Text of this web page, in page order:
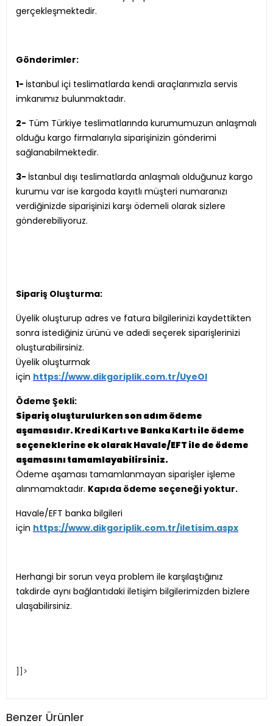
gerçekleşmektedir.
Gönderimler:
1- İstanbul içi teslimatlarda kendi araçlarımızla servis
imkanımız bulunmaktadır.
2- Tüm Türkiye teslimatlarında kurumumuzun anlaşmalı
olduğu kargo firmalarıyla siparişinizin gönderimi
sağlanabilmektedir.
3- İstanbul dışı teslimatlarda anlaşmalı olduğunuz kargo
kurumu var ise kargoda kayıtlı müşteri numaranızı
verdiğinizde siparişinizi karşı ödemeli olarak sizlere
gönderebiliyoruz.
Sipariş Oluşturma:
Üyelik oluşturup adres ve fatura bilgilerinizi kaydettikten
sonra istediğiniz ürünü ve adedi seçerek siparişlerinizi
oluşturabilirsiniz.
Üyelik oluşturmak
için https://www.dikgoriplik.com.tr/UyeOl
Ödeme Şekli:
Sipariş oluşturulurken son adım ödeme
aşamasıdır. Kredi Kartı ve Banka Kartı ile ödeme
seçeneklerine ek olarak Havale/EFT ile de ödeme
aşamasını tamamlayabilirsiniz.
Ödeme aşaması tamamlanmayan siparişler işleme
alınmamaktadır. Kapıda ödeme seçeneği yoktur.
Havale/EFT banka bilgileri
için https://www.dikgoriplik.com.tr/iletisim.aspx
Herhangi bir sorun veya problem ile karşılaştığınız
takdirde aynı bağlantıdaki iletişim bilgilerimizden bizlere
ulaşabilirsiniz.
]]>
Benzer Ürünler